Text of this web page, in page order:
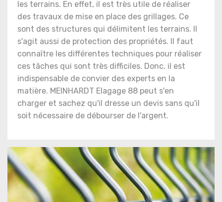
les terrains. En effet, il est très utile de réaliser
des travaux de mise en place des grillages. Ce
sont des structures qui délimitent les terrains. Il
s'agit aussi de protection des propriétés. Il faut
connaître les différentes techniques pour réaliser
ces tâches qui sont très difficiles. Donc, il est
indispensable de convier des experts en la
matière. MEINHARDT Elagage 88 peut s'en
charger et sachez qu'il dresse un devis sans qu'il
soit nécessaire de débourser de l'argent.